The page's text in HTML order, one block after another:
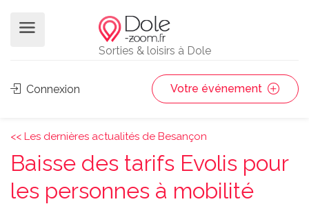
Sorties & loisirs à Dole
Connexion Votre événement
<< Les dernières actualités de Besançon
Baisse des tarifs Evolis pour
les personnes à mobilité